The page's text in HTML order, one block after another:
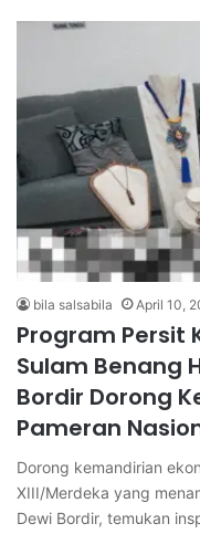
bila salsabila April 10,
Program Persit
Sulam Benang
Bordir Dorong
Pameran
Dorong kemandirian
XIII/Merdeka yang
Dewi Bordir, temukan